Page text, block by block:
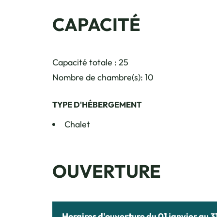
CAPACITÉ
Capacité totale : 25
Nombre de chambre(s): 10
TYPE D'HÉBERGEMENT
Chalet
OUVERTURE